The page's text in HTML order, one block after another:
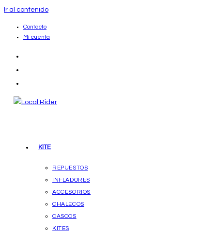
Ir al contenido
Contacto
Mi cuenta
KITE
REPUESTOS
INFLADORES
ACCESORIOS
CHALECOS
CASCOS
KITES